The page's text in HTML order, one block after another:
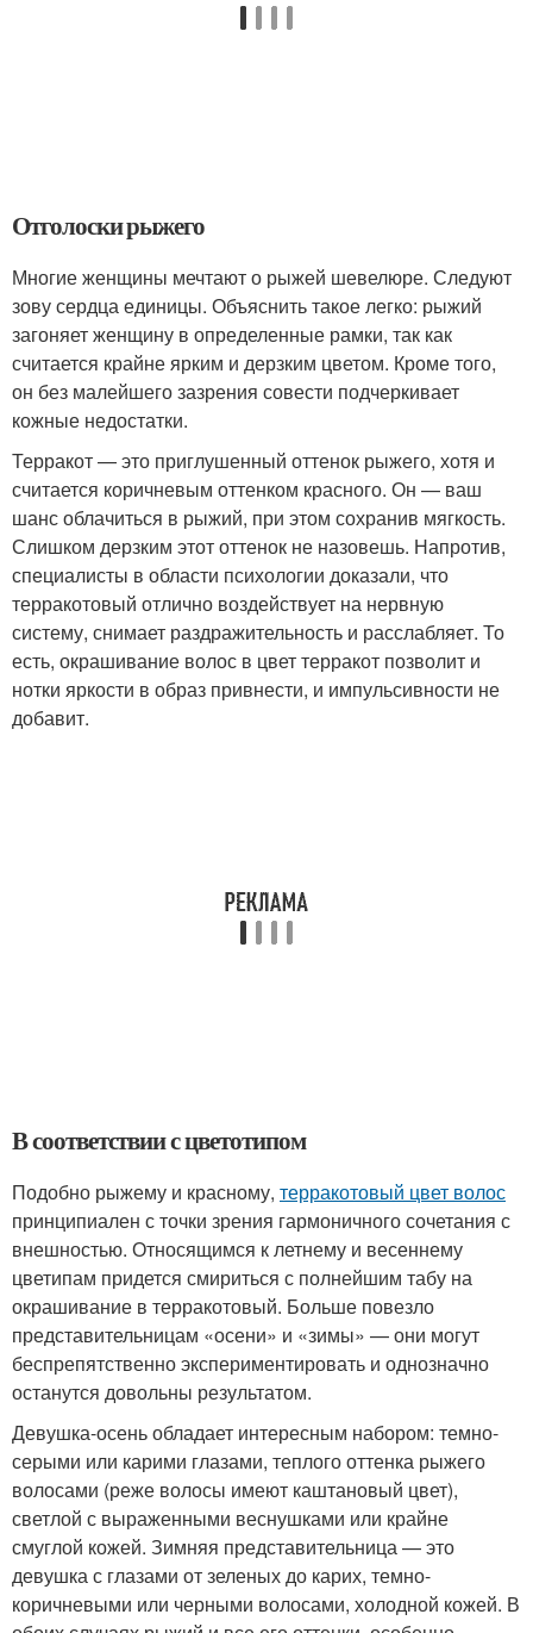
Отголоски рыжего
Многие женщины мечтают о рыжей шевелюре. Следуют
зову сердца единицы. Объяснить такое легко: рыжий
загоняет женщину в определенные рамки, так как
считается крайне ярким и дерзким цветом. Кроме того,
он без малейшего зазрения совести подчеркивает
кожные недостатки.
Терракот — это приглушенный оттенок рыжего, хотя и
считается коричневым оттенком красного. Он — ваш
шанс облачиться в рыжий, при этом сохранив мягкость.
Слишком дерзким этот оттенок не назовешь. Напротив,
специалисты в области психологии доказали, что
терракотовый отлично воздействует на нервную
систему, снимает раздражительность и расслабляет. То
есть, окрашивание волос в цвет терракот позволит и
нотки яркости в образ привнести, и импульсивности не
добавит.
В соответствии с цветотипом
Подобно рыжему и красному, терракотовый цвет волос
принципиален с точки зрения гармоничного сочетания с
внешностью. Относящимся к летнему и весеннему
цветипам придется смириться с полнейшим табу на
окрашивание в терракотовый. Больше повезло
представительницам «осени» и «зимы» — они могут
беспрепятственно экспериментировать и однозначно
останутся довольны результатом.
Девушка-осень обладает интересным набором: темно-
серыми или карими глазами, теплого оттенка рыжего
волосами (реже волосы имеют каштановый цвет),
светлой с выраженными веснушками или крайне
смуглой кожей. Зимняя представительница — это
девушка с глазами от зеленых до карих, темно-
коричневыми или черными волосами, холодной кожей. В